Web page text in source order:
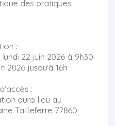
des pratiques
:
22 juin 2026 à 9h30
2026 jusqu'à 16h
:
aura lieu au
Tailleferre 77860